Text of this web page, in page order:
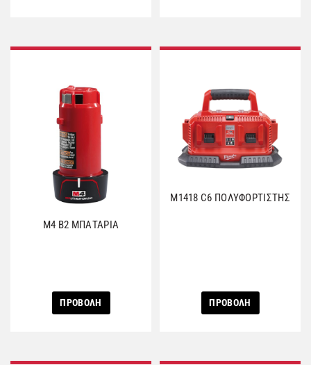
M4 B2 ΜΠΑΤΑΡΙΑ
ΠΡΟΒΟΛΗ
M1418 C6 ΠΟΛΥΦΟΡΤΙΣΤΗΣ
ΠΡΟΒΟΛΗ